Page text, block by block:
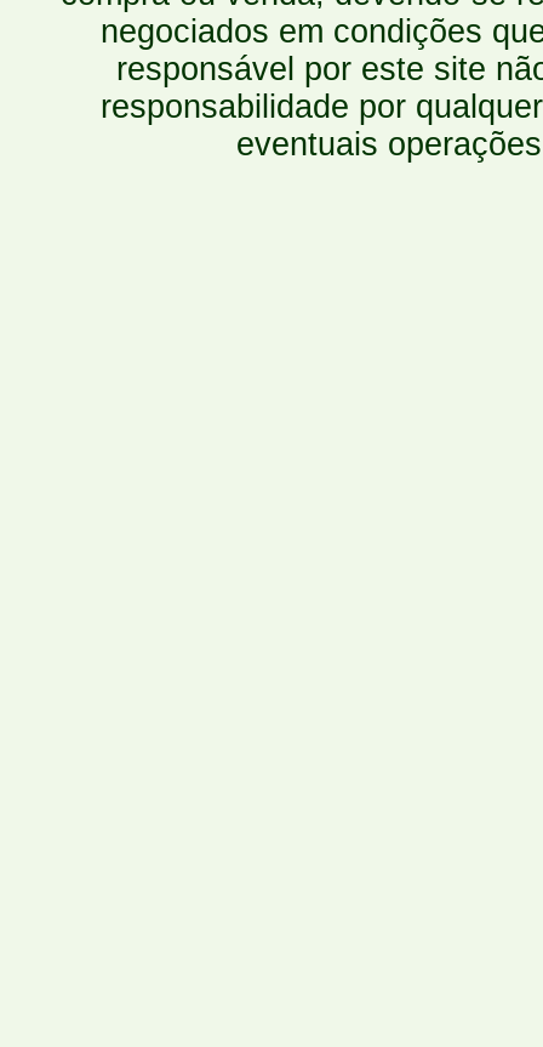
negociados em condições
responsável por este site
responsabilidade por
eventuais